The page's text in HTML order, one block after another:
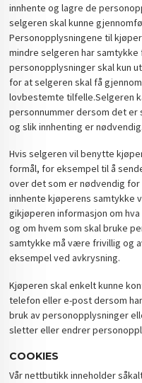
innhente og lagre de
selgeren skal kunne
Personopplysningene til
mindre selgeren har
personopplysninger skal kun
for at selgeren skal få
lovbestemte tilfelle.Selgeren
personnummer dersom det
og slik innhenting er nødvendig.
Hvis selgeren vil benytte
formål, for eksempel til å
over det som er nødvendig
innhente kjøperens samtykke
gikjøperen informasjon om
og om hvem som skal bruke
samtykke må være frivillig og
eksempel ved avkrysning.
Kjøperen skal enkelt kunne
telefon eller e-post dersom
bruk av personopplysninger
sletter eller endrer
COOKIES
Vår nettbutikk inneholder